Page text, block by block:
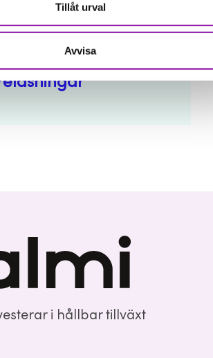
Tillåt urval
Avvisa
Strategigrupper
i hållbar tillväxt